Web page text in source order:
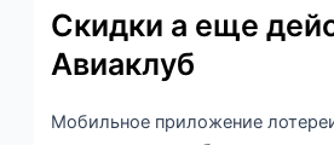
Скидки а еще
Авиаклуб
Мобильное приложение